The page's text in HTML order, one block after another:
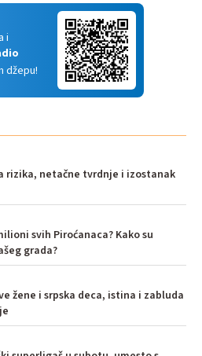
i
džepu!
rizika, netačne tvrdnje i izostanak
svih Piroćanaca? Kako su
grada?
žene i srpska deca, istina i zabluda